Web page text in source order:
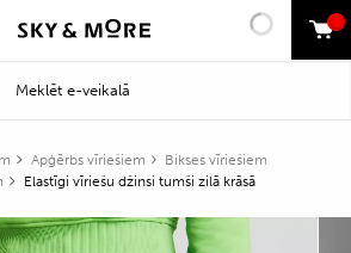
0
Apģērbs vīriešiem
Bikses vīriešiem
Elastīgi vīriešu džinsi tumši zilā krāsā